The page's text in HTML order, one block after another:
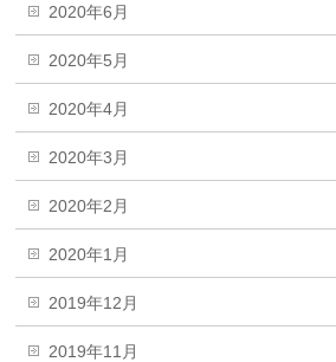
2020年6月
2020年5月
2020年4月
2020年3月
2020年2月
2020年1月
2019年12月
2019年11月